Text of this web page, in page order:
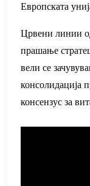
Европската
Црвени линии
прашање
вели се
консолидација
консензус за